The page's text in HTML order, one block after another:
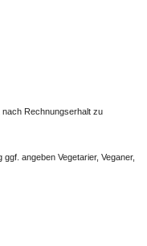
nach Rechnungserhalt zu
angeben Vegetarier, Veganer,